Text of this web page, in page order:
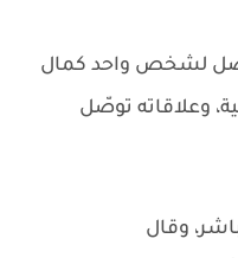
لشخص واحد كمال
وعلاقاته توصّل
وقال